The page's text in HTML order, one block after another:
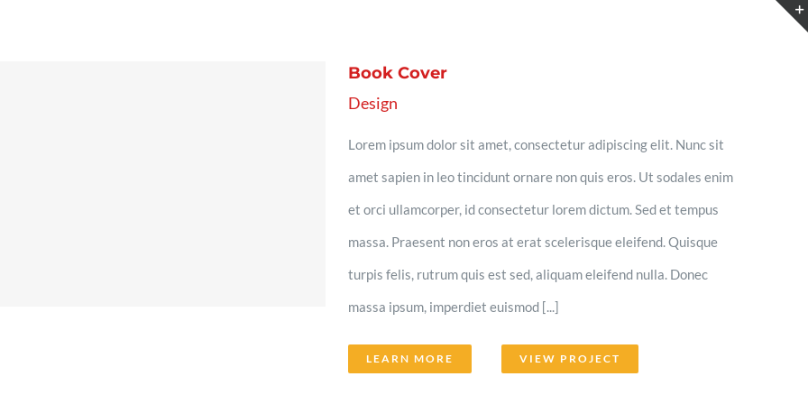
Book Cover
Design
Lorem ipsum dolor sit amet, consectetur adipiscing elit. Nunc sit
amet sapien in leo tincidunt ornare non quis eros. Ut sodales enim
et orci ullamcorper, id consectetur lorem dictum. Sed et tempus
massa. Praesent non eros at erat scelerisque eleifend. Quisque
turpis felis, rutrum quis est sed, aliquam eleifend nulla. Donec
massa ipsum, imperdiet euismod [...]
LEARN MORE VIEW PROJECT